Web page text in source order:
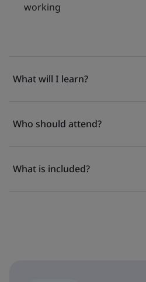
working
What will I learn?
Who should attend?
What is included?